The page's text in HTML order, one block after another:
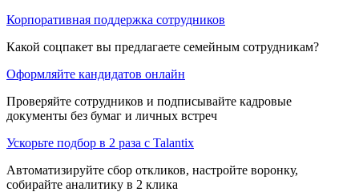
Корпоративная поддержка сотрудников
Какой соцпакет вы предлагаете семейным сотрудникам?
Оформляйте кандидатов онлайн
Проверяйте сотрудников и подписывайте кадровые
документы без бумаг и личных встреч
Ускорьте подбор в 2 раза с Talantix
Автоматизируйте сбор откликов, настройте воронку,
собирайте аналитику в 2 клика